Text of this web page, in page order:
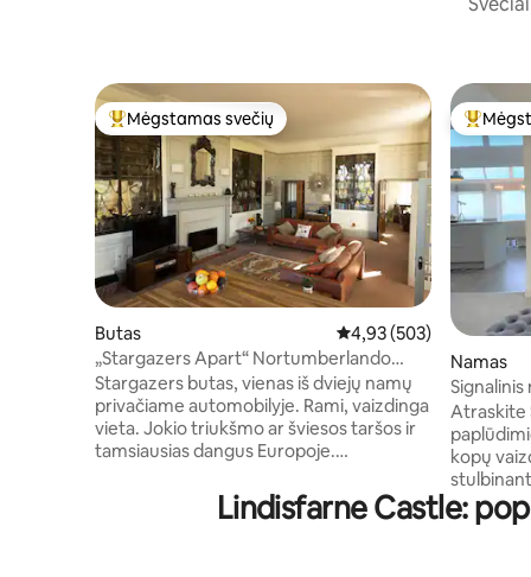
Svečių mėgstamiausias
Mėgstamas svečių
Butas Vidutinis įvertinimas:
4,93 (503)
„Stargazers Apart“ Nortumberlando
nacionaliniame parke
Stargazers butas, vienas iš dviejų namų
privačiame automobilyje. Rami, vaizdinga
vieta. Jokio triukšmo ar šviesos taršos ir
tamsiausias dangus Europoje.
atviro plano poilsio sale/virtuve ir
istorinėmis knygų spintelėmis.
Svečių
Namas
namas -
Atraskite
kopų
idealus
žavesio derinys. Signal
Lindisfarne Castle: